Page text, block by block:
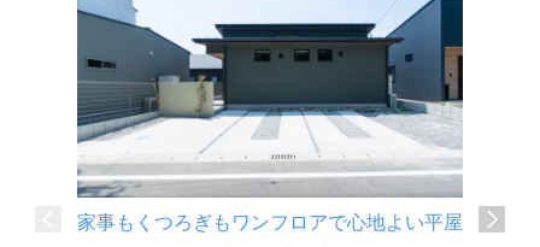
家事もくつろぎもワンフロアで心地よい平屋 深い軒